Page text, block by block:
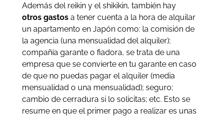
Además del reikin y el shikikin, también hay
otros gastosa tener cuenta a la hora de alquilar
un apartamento en Japón como: la comisión de
la agencia (una mensualidad del alquiler);
compañía garante o fiadora, se trata de una
empresa que se convierte en tu garante en caso
de que no puedas pagar el alquiler (media
mensualidad o una mensualidad); seguro;
cambio de cerradura si lo solicitas; etc. Esto se
resume en que el primer pago a realizar es unas